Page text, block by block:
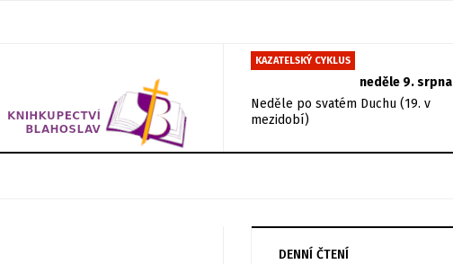
KAZATELSKÝ CYKLUS
neděle 9. srpna
Neděle po svatém Duchu (19. v
mezidobí)
DENNÍ ČTENÍ